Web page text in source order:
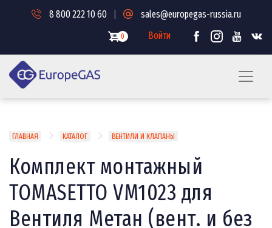
8 800 222 10 60 sales@europegas-russia.ru
0 Войти
Строка
навигации
ГЛАВНАЯ КАТАЛОГ ВЕНТИЛИ И КЛАПАНЫ
Комплект монтажный
TOMASETTO VM1023 для
Вентиля Метан (вент. и без